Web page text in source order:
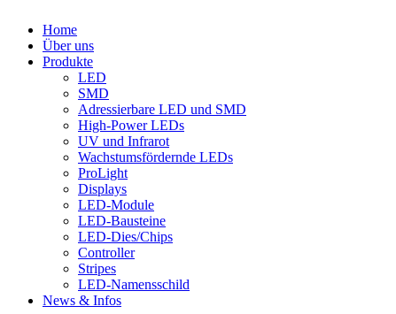
Home
Über uns
Produkte
LED
SMD
Adressierbare LED und SMD
High-Power LEDs
UV und Infrarot
Wachstumsfördernde LEDs
ProLight
Displays
LED-Module
LED-Bausteine
LED-Dies/Chips
Controller
Stripes
LED-Namensschild
News & Infos